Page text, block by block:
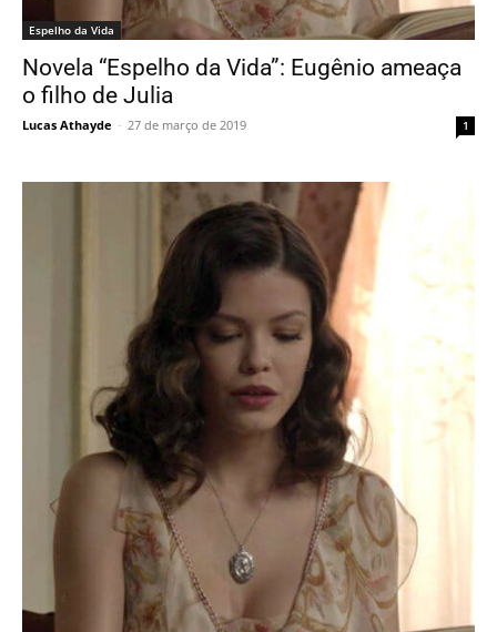
Espelho da Vida
Novela “Espelho da Vida”: Eugênio ameaça
o filho de Julia
Lucas Athayde - 27 de março de 2019 1